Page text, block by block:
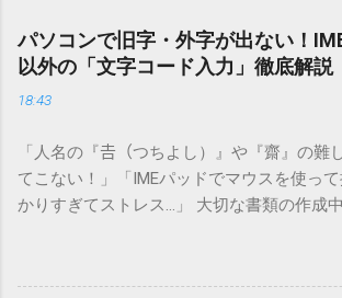
パソコンで旧字・外字が出ない！
以外の「文字コード入力」徹底解説
18:43
「人名の『𠮷（つちよし）』や『齋』の難
てこない！」「IMEパッドでマウスを使っ
かりすぎてストレス…」 大切な書類の作成
てしまいますよね。多くの人が「IMEパッ
を使いますが、実はマウスで一画ずつ書く